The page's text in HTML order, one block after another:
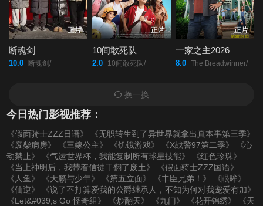
正片
断魂剑
10.0 断魂剑/
正片
10间敢死队
2.0 10间敢死队/
正片
一家之主2026
8.0 The Breadwinner/
换一换
今日热门影视推荐：
《假面骑士ZZZ日语》
《无职转生到了异世界就拿出真本事第三季》
《废柴病房》
《三嫁公主》 《饥饿游戏》 《X战警97第二季》
《心
动禁止》
《气运世界杯，我能复制所有球星技能》
《红色珍珠》
《当上神明后，我带着信徒干翻了废土》
《假面骑士ZZZ国语》
《人鱼》
《天籁与少年》 《第五立面》 《丰臣兄弟！》
《眼眸》
《仙逆》
《说了不打算爱我的公爵继承人，不知为何对我宠爱有加》
《Let&#039;s Go 怪奇组》
《炒翻天》 《九门》 《花开锦绣》
《天